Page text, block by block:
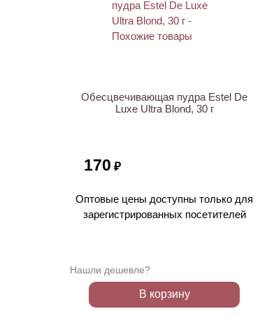
Обесцвечивающая пудра Estel De
Luxe Ultra Blond, 30 г
170 ₽
Оптовые цены доступны только для
зарегистрированных посетителей
Нашли дешевле?
В корзину